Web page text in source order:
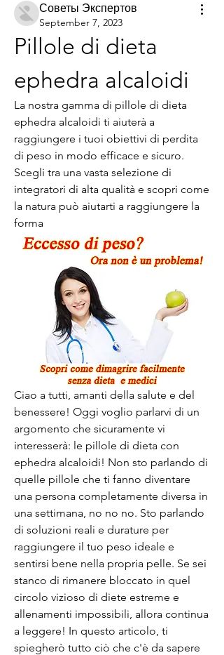
Советы Экспертов
September 7, 2023
Pillole di dieta
ephedra alcaloidi
La nostra gamma di pillole di dieta
ephedra alcaloidi ti aiuterà a
raggiungere i tuoi obiettivi di perdita
di peso in modo efficace e sicuro.
Scegli tra una vasta selezione di
integratori di alta qualità e scopri come
la natura può aiutarti a raggiungere la
forma
Ciao a tutti, amanti della salute e del
benessere! Oggi voglio parlarvi di un
argomento che sicuramente vi
interesserà: le pillole di dieta con
ephedra alcaloidi! Non sto parlando di
quelle pillole che ti fanno diventare
una persona completamente diversa in
una settimana, no no no. Sto parlando
di soluzioni reali e durature per
raggiungere il tuo peso ideale e
sentirsi bene nella propria pelle. Se sei
stanco di rimanere bloccato in quel
circolo vizioso di diete estreme e
allenamenti impossibili, allora continua
a leggere! In questo articolo, ti
spiegherò tutto ciò che c'è da sapere